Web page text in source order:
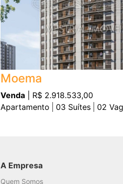
Moema
Venda | R$ 2.918.533,00
Apartamento
03 Suítes 02
A Empresa
Quem Somos